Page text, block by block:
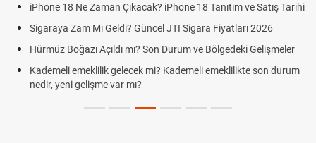
iPhone 18 Ne Zaman Çıkacak? iPhone 18 Tanıtım ve Satış Tarihi
Sigaraya Zam Mı Geldi? Güncel JTI Sigara Fiyatları 2026
Hürmüz Boğazı Açıldı mı? Son Durum ve Bölgedeki Gelişmeler
Kademeli emeklilik gelecek mi? Kademeli emeklilikte son durum
nedir, yeni gelişme var mı?